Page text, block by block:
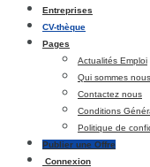
Entreprises
CV-thèque
Pages
Actualités Emploi
Qui sommes
Contactez nous
Conditions
Politique de
Publier une Offre
Connexion